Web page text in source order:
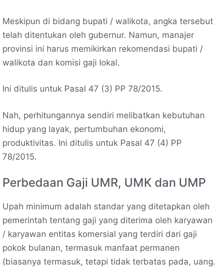
Meskipun di bidang bupati / walikota, angka tersebut
telah ditentukan oleh gubernur. Namun, manajer
provinsi ini harus memikirkan rekomendasi bupati /
walikota dan komisi gaji lokal.
Ini ditulis untuk Pasal 47 (3) PP 78/2015.
Nah, perhitungannya sendiri melibatkan kebutuhan
hidup yang layak, pertumbuhan ekonomi,
produktivitas. Ini ditulis untuk Pasal 47 (4) PP
78/2015.
Perbedaan Gaji UMR, UMK dan UMP
Upah minimum adalah standar yang ditetapkan oleh
pemerintah tentang gaji yang diterima oleh karyawan
/ karyawan entitas komersial yang terdiri dari gaji
pokok bulanan, termasuk manfaat permanen
(biasanya termasuk, tetapi tidak terbatas pada, uang.